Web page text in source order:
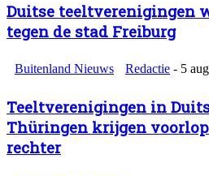
Duitse teeltverenigingen
tegen de stad Freiburg
Buitenland Nieuws Redactie - 5
Teeltverenigingen in
Thüringen krijgen
rechter